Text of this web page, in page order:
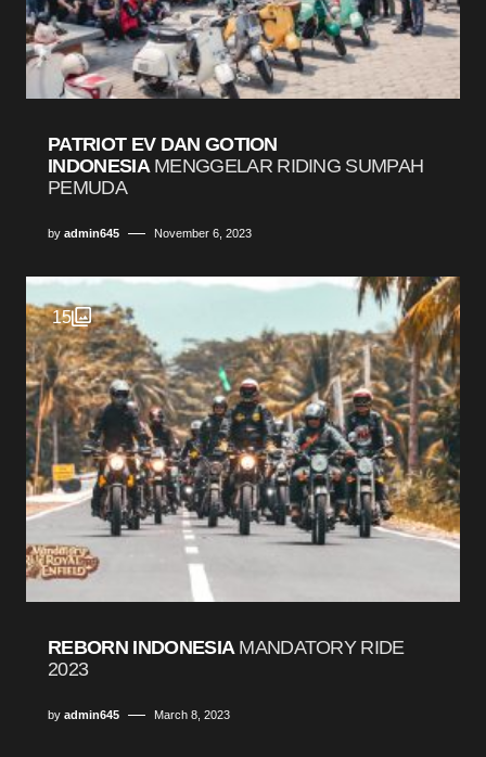
PATRIOT EV DAN GOTION
INDONESIA MENGGELAR RIDING SUMPAH
PEMUDA
by admin645 November 6, 2023
15
REBORN INDONESIA MANDATORY RIDE
2023
by admin645 March 8, 2023